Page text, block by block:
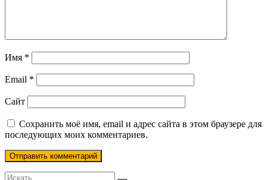
Имя *
Email *
Сайт
Сохранить моё имя, email и адрес сайта в этом браузере для
последующих моих комментариев.